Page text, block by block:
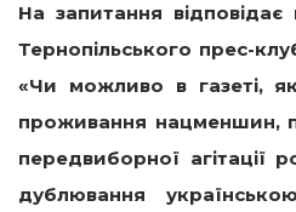
На запитання
Тернопільського прес-
«Чи можливо в газеті,
проживання нацменшин,
передвиборної агітації
дублювання